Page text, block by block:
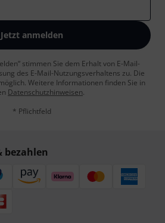
Jetzt anmelden
stimmen Sie dem Erhalt von E-Mail-
des E-Mail-Nutzungsverhaltens zu. Die
Weitere Informationen finden Sie in
Datenschutzhinweisen.
* Pflichtfeld
bezahlen